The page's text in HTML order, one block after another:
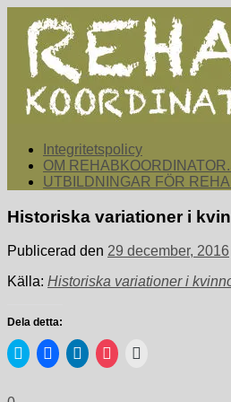
Hoppa
innehåll
rehabkoordinator.se
Samlade nyheter för dig som
Integritetspolicy
OM
UTBILDNINGAR FÖR
Historiska variationer i
Publicerad den 29 december, 2016
Källa: Historiska variationer i
Dela detta:
Klicka
för
Klicka
för
Klicka
för
Klicka
för